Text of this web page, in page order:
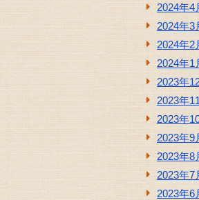
2024年4
2024年3
2024年2
2024年1
2023年
2023年
2023年
2023年9
2023年8
2023年7
2023年6